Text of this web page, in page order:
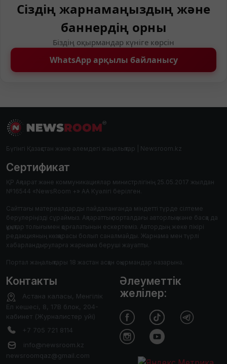
Сіздің жарнамаңыздың және
баннердің орны
Біздің оқырмандар күніге көрсін
WhatsApp арқылы байланысу
Бүгінгі Қазақстан және әлемдегі жаңалықтар | Newsroom.kz
Сертификат
ҚР Ақпарат және коммуникациялар министрлігінің 25.05.2017 жылдан
№16544 «NewsRoom +» АА Куәлігі берілген.
Сайттағы материалдарды пайдаланғанда міндетті түрде сілтеме
берулеріңізді сұраймыз. Ақпараттық порталдағы авторлық және басқа да
құқықтар толығымен қорғалатынын ескертеміз. Автордың жеке пікірі
редакцияның көзқарасы болып саналмайды. Жарнама мен түрлі
хабарландыруларға жарнама беруші жауапты.
Портал жаңалықтары 18 жастан асқан оқырмандар назарына.
Контакты
Астана каласы, Менгілік
Ел кешесі, 8, 17В блок, 204-
кабинет (Журналистер уйі)
+7 705 721 8114
info@newsroom.kz
newsroomqaz@gmail.com
Әлеуметтік
желілер: